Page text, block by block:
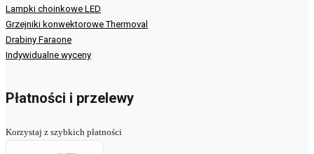
Lampki choinkowe LED
Grzejniki konwektorowe Thermoval
Drabiny Faraone
Indywidualne wyceny
Płatności i przelewy
Korzystaj z szybkich płatności